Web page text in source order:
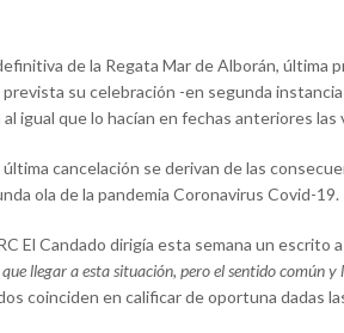
de la Regata Mar de Alborán, última
su celebración -en segunda
igual que lo hacían en fechas anteriores las
cancelación se derivan de las
ola de la pandemia Coronavirus Covid-19.
El Candado dirigía esta semana un escrito
llegar a esta situación, pero el sentido común
coinciden en calificar de oportuna dadas